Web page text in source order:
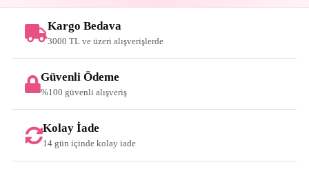
Kargo Bedava
3000 TL ve üzeri alışverişlerde
Güvenli Ödeme
%100 güvenli alışveriş
Kolay İade
14 gün içinde kolay iade